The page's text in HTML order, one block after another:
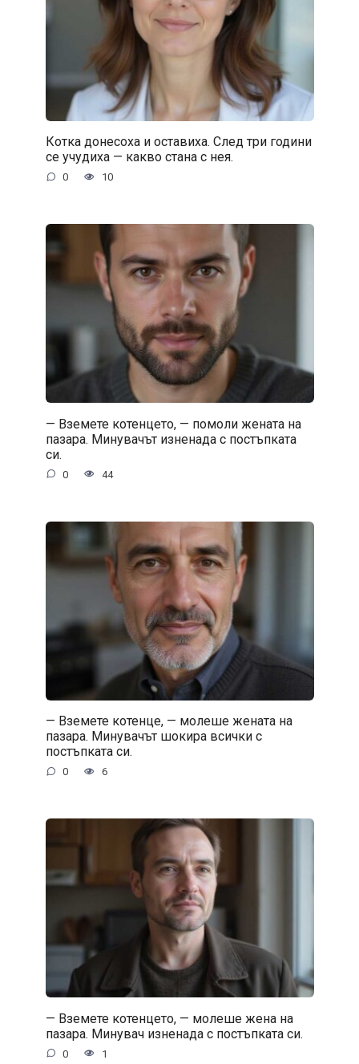
Котка донесоха и оставиха. След три години
се учудиха — какво стана с нея.
0 10
— Вземете котенцето, — помоли жената на
пазара. Минувачът изненада с постъпката
си.
0 44
— Вземете котенце, — молеше жената на
пазара. Минувачът шокира всички с
постъпката си.
0 6
— Вземете котенцето, — молеше жена на
пазара. Минувач изненада с постъпката си.
0 1